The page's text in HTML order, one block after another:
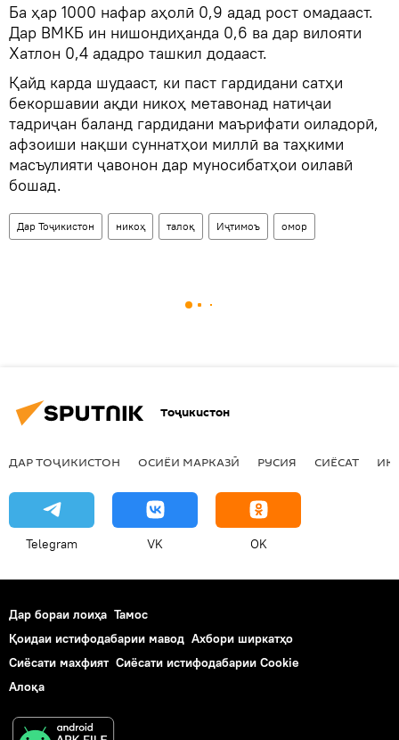
Ба ҳар 1000 нафар аҳолӣ 0,9 адад рост омадааст.
Дар ВМКБ ин нишондиҳанда 0,6 ва дар вилояти
Хатлон 0,4 ададро ташкил додааст.
Қайд карда шудааст, ки паст гардидани сатҳи
бекоршавии ақди никоҳ метавонад натиҷаи
тадриҷан баланд гардидани маърифати оиладорӣ,
афзоиши нақши суннатҳои миллӣ ва таҳкими
масъулияти ҷавонон дар муносибатҳои оилавӣ
бошад.
Дар Тоҷикистон никоҳ талоқ Иҷтимоъ омор
Тоҷикистон
ДАР ТОҶИКИСТОН ОСИЁИ МАРКАЗӢ РУСИЯ СИЁСАТ
Telegram VK OK
Дар бораи лоиҳа Тамос
Қоидаи истифодабарии мавод Ахбори ширкатҳо
Сиёсати махфият Сиёсати истифодабарии Cookie
Алоқа